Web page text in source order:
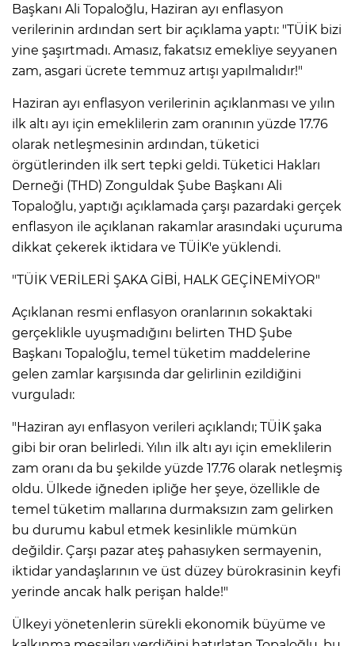
Başkanı Ali Topaloğlu, Haziran ayı enflasyon
verilerinin ardından sert bir açıklama yaptı: "TÜİK bizi
yine şaşırtmadı. Amasız, fakatsız emekliye seyyanen
zam, asgari ücrete temmuz artışı yapılmalıdır!"
Haziran ayı enflasyon verilerinin açıklanması ve yılın
ilk altı ayı için emeklilerin zam oranının yüzde 17.76
olarak netleşmesinin ardından, tüketici
örgütlerinden ilk sert tepki geldi. Tüketici Hakları
Derneği (THD) Zonguldak Şube Başkanı Ali
Topaloğlu, yaptığı açıklamada çarşı pazardaki gerçek
enflasyon ile açıklanan rakamlar arasındaki uçuruma
dikkat çekerek iktidara ve TÜİK'e yüklendi.
"TÜİK VERİLERİ ŞAKA GİBİ, HALK GEÇİNEMİYOR"
Açıklanan resmi enflasyon oranlarının sokaktaki
gerçeklikle uyuşmadığını belirten THD Şube
Başkanı Topaloğlu, temel tüketim maddelerine
gelen zamlar karşısında dar gelirlinin ezildiğini
vurguladı:
"Haziran ayı enflasyon verileri açıklandı; TÜİK şaka
gibi bir oran belirledi. Yılın ilk altı ayı için emeklilerin
zam oranı da bu şekilde yüzde 17.76 olarak netleşmiş
oldu. Ülkede iğneden ipliğe her şeye, özellikle de
temel tüketim mallarına durmaksızın zam gelirken
bu durumu kabul etmek kesinlikle mümkün
değildir. Çarşı pazar ateş pahasıyken sermayenin,
iktidar yandaşlarının ve üst düzey bürokrasinin keyfi
yerinde ancak halk perişan halde!"
Ülkeyi yönetenlerin sürekli ekonomik büyüme ve